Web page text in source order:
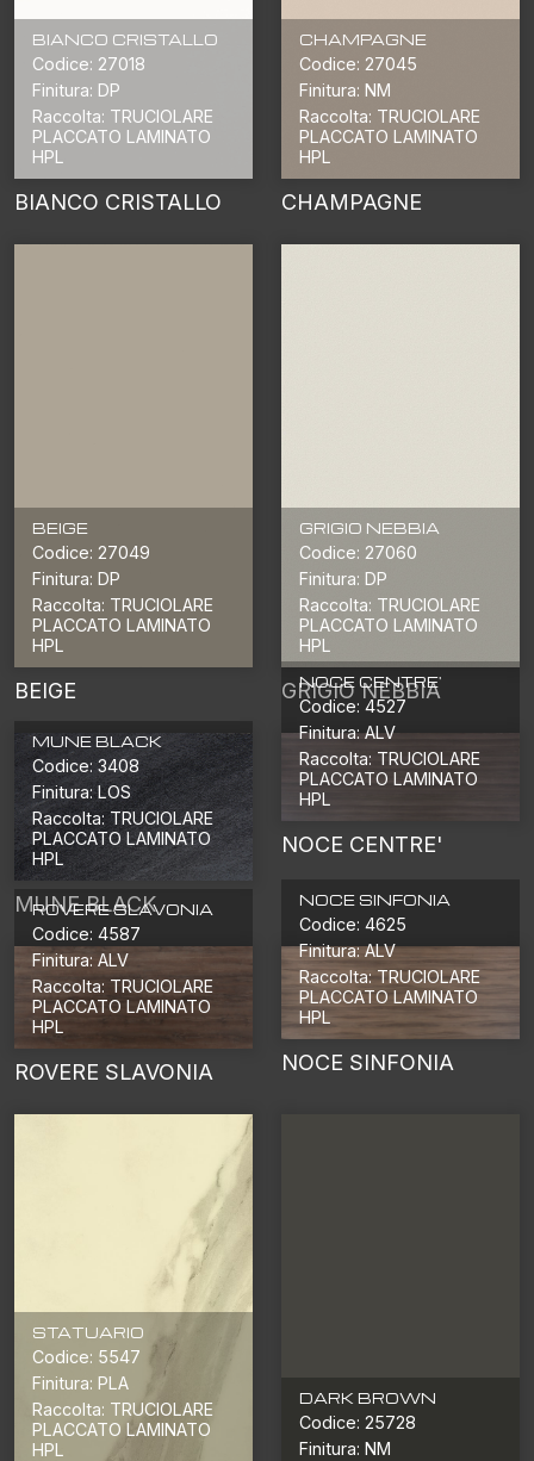
BIANCO CRISTALLO
Codice: 27018
Finitura: DP
Raccolta: TRUCIOLARE
PLACCATO LAMINATO
HPL
BIANCO CRISTALLO
CHAMPAGNE
Codice: 27045
Finitura: NM
Raccolta: TRUCIOLARE
PLACCATO LAMINATO
HPL
CHAMPAGNE
BEIGE
Codice: 27049
Finitura: DP
Raccolta: TRUCIOLARE
PLACCATO LAMINATO
HPL
BEIGE
GRIGIO NEBBIA
Codice: 27060
Finitura: DP
Raccolta: TRUCIOLARE
PLACCATO LAMINATO
HPL
GRIGIO NEBBIA
MUNE BLACK
Codice: 3408
Finitura: LOS
Raccolta: TRUCIOLARE
PLACCATO LAMINATO
HPL
MUNE BLACK
NOCE CENTRE'
Codice: 4527
Finitura: ALV
Raccolta: TRUCIOLARE
PLACCATO LAMINATO
HPL
NOCE CENTRE'
ROVERE SLAVONIA
Codice: 4587
Finitura: ALV
Raccolta: TRUCIOLARE
PLACCATO LAMINATO
HPL
ROVERE SLAVONIA
NOCE SINFONIA
Codice: 4625
Finitura: ALV
Raccolta: TRUCIOLARE
PLACCATO LAMINATO
HPL
NOCE SINFONIA
STATUARIO
Codice: 5547
Finitura: PLA
Raccolta: TRUCIOLARE
PLACCATO LAMINATO
HPL
DARK BROWN
Codice: 25728
Finitura: NM